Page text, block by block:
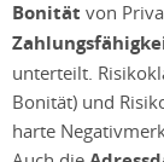
Bonität von
unterteilt.
Bonität) und
harte